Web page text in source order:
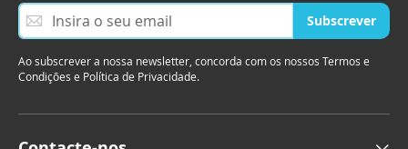
S
u
s
c
e
Subscrever
Ao subscrever a nossa newsletter, concorda com os nossos Termos e
Condições e Política de Privacidade.